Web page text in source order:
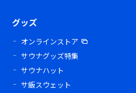
グッズ
オンラインストア
サウナグッズ特集
サウナハット
サ飯スウェット